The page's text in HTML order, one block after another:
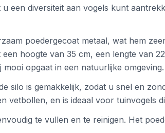
een diversiteit aan vogels kunt
poedergecoat metaal, wat hem
hoogte van 35 cm, een lengte van
opgaat in een natuurlijke omgeving.
silo is gemakkelijk, zodat u snel en
vetbollen, en is ideaal voor tuinvogels
te vullen en te reinigen. Het